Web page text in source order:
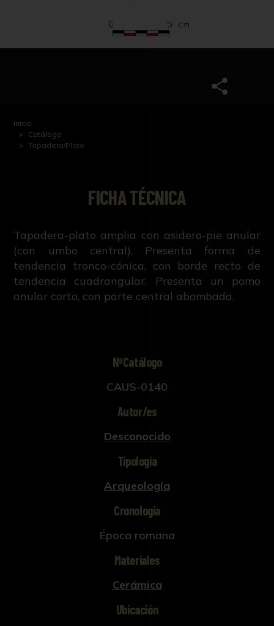
Inicio
Catálogo
Tapadera/Plato
FICHA TÉCNICA
Tapadera-plato amplia con asidero-pie anular
(con umbo central). Presenta forma de
tendencia tronco-cónica, con borde recto de
tendencia cuadrangular. Presenta un pomo
anular corto, con parte central abombada.
NºCatálogo
CAUS-0140
Autor/es
Desconocido
Tipología
Arqueología
Cronología
Época romana
Materiales
Cerámica
Ubicación